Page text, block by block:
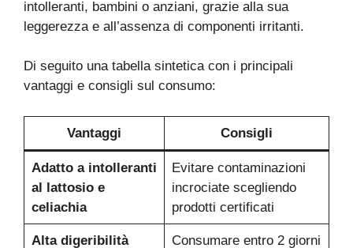
intolleranti, bambini o anziani, grazie alla sua
leggerezza e all’assenza di componenti irritanti.
Di seguito una tabella sintetica con i principali
vantaggi e consigli sul consumo:
Vantaggi Consigli
Adatto a intolleranti
al lattosio e
celiachia
Evitare contaminazioni
incrociate scegliendo
prodotti certificati
Alta digeribilità
Consumare entro 2 giorni